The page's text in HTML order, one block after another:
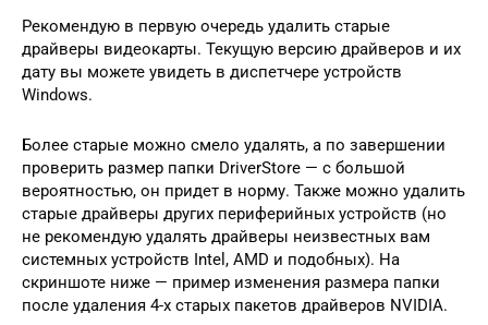
Рекомендую в первую очередь удалить старые
драйверы видеокарты. Текущую версию драйверов и их
дату вы можете увидеть в диспетчере устройств
Windows.
Более старые можно смело удалять, а по завершении
проверить размер папки DriverStore — с большой
вероятностью, он придет в норму. Также можно удалить
старые драйверы других периферийных устройств (но
не рекомендую удалять драйверы неизвестных вам
системных устройств Intel, AMD и подобных). На
скриншоте ниже — пример изменения размера папки
после удаления 4-х старых пакетов драйверов NVIDIA.